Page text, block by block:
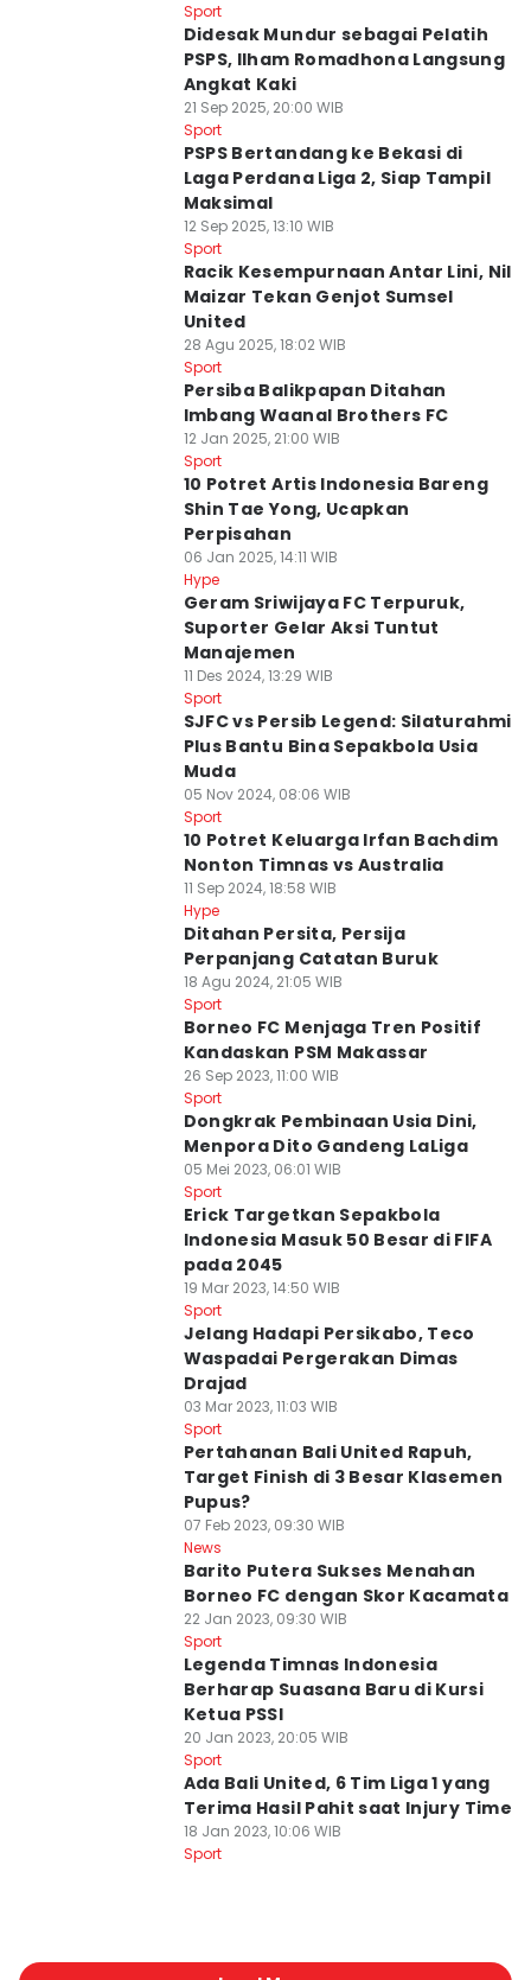
Sport
Didesak Mundur sebagai Pelatih
PSPS, Ilham Romadhona Langsung
Angkat Kaki
21 Sep 2025, 20:00 WIB
Sport
PSPS Bertandang ke Bekasi di
Laga Perdana Liga 2, Siap Tampil
Maksimal
12 Sep 2025, 13:10 WIB
Sport
Racik Kesempurnaan Antar Lini, Nil
Maizar Tekan Genjot Sumsel
United
28 Agu 2025, 18:02 WIB
Sport
Persiba Balikpapan Ditahan
Imbang Waanal Brothers FC
12 Jan 2025, 21:00 WIB
Sport
10 Potret Artis Indonesia Bareng
Shin Tae Yong, Ucapkan
Perpisahan
06 Jan 2025, 14:11 WIB
Hype
Geram Sriwijaya FC Terpuruk,
Suporter Gelar Aksi Tuntut
Manajemen
11 Des 2024, 13:29 WIB
Sport
SJFC vs Persib Legend: Silaturahmi
Plus Bantu Bina Sepakbola Usia
Muda
05 Nov 2024, 08:06 WIB
Sport
10 Potret Keluarga Irfan Bachdim
Nonton Timnas vs Australia
11 Sep 2024, 18:58 WIB
Hype
Ditahan Persita, Persija
Perpanjang Catatan Buruk
18 Agu 2024, 21:05 WIB
Sport
Borneo FC Menjaga Tren Positif
Kandaskan PSM Makassar
26 Sep 2023, 11:00 WIB
Sport
Dongkrak Pembinaan Usia Dini,
Menpora Dito Gandeng LaLiga
05 Mei 2023, 06:01 WIB
Sport
Erick Targetkan Sepakbola
Indonesia Masuk 50 Besar di FIFA
pada 2045
19 Mar 2023, 14:50 WIB
Sport
Jelang Hadapi Persikabo, Teco
Waspadai Pergerakan Dimas
Drajad
03 Mar 2023, 11:03 WIB
Sport
Pertahanan Bali United Rapuh,
Target Finish di 3 Besar Klasemen
Pupus?
07 Feb 2023, 09:30 WIB
News
Barito Putera Sukses Menahan
Borneo FC dengan Skor Kacamata
22 Jan 2023, 09:30 WIB
Sport
Legenda Timnas Indonesia
Berharap Suasana Baru di Kursi
Ketua PSSI
20 Jan 2023, 20:05 WIB
Sport
Ada Bali United, 6 Tim Liga 1 yang
Terima Hasil Pahit saat Injury Time
18 Jan 2023, 10:06 WIB
Sport